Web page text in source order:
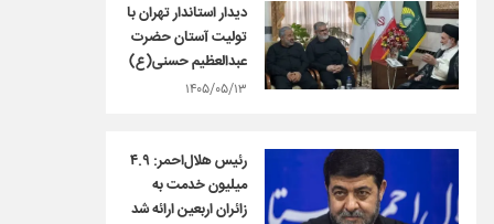
دیدار استاندار تهران با
تولیت آستان حضرت
عبدالعظیم حسنی(ع)
۱۴۰۵/۰۵/۱۳
رئیس هلال‌احمر: ۴.۹
میلیون خدمت به
زائران اربعین ارائه شد